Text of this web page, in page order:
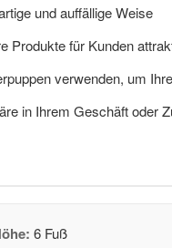
und auffällige Weise
Produkte für Kunden
verwenden, um
in Ihrem Geschäft oder
6 Fuß